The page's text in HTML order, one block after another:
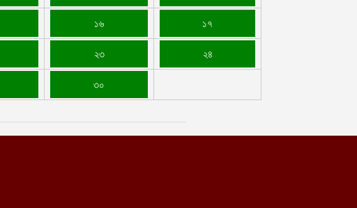
১৬ ১৭
২৩ ২৪
৩০